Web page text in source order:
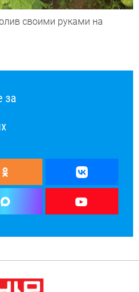
своими руками на
за